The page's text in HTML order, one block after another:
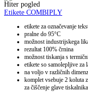
Hiter pogled
Etikete COMBIPLY
etikete za označevanje
pralne do 95°C
možnost industrijskega
rezultat 100% črnina
možnost tiskanja s
etikete so samolepljive za
na voljo v različnih
komplet vsebuje 2 koluta
za čiščenje glave tiskalnika